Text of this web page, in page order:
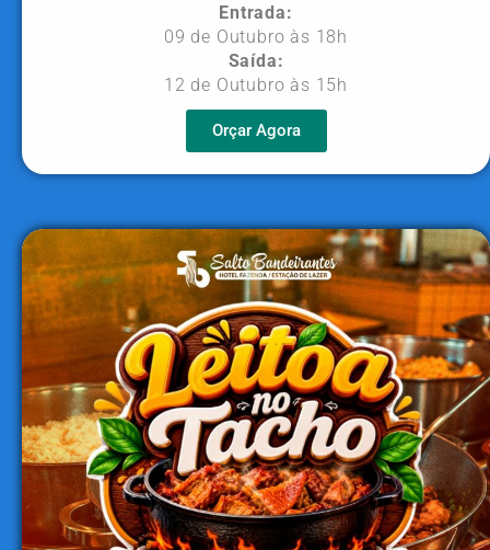
Entrada:
09 de Outubro às 18h
Saída:
12 de Outubro às 15h
Orçar Agora